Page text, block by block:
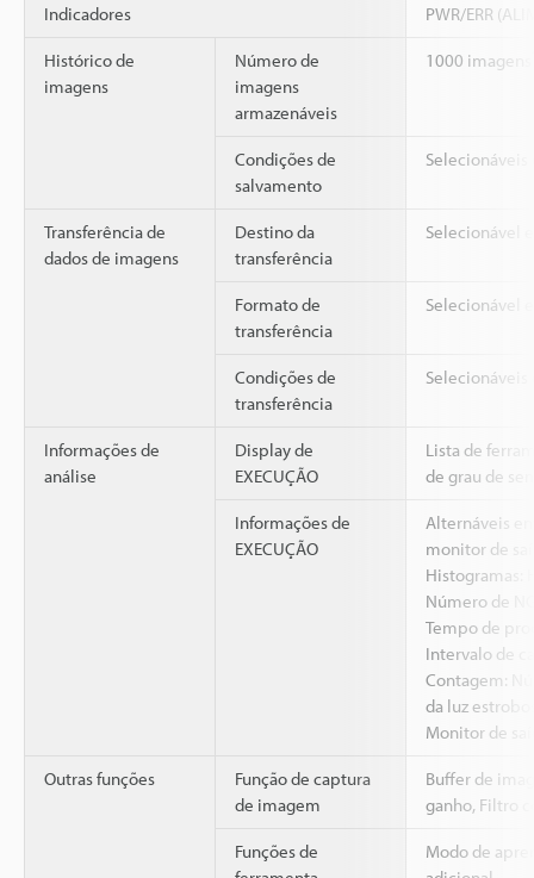
Indicadores PWR/ERR
Histórico de
imagens
Número de
imagens
armazenáveis
1000 imagens
Condições de
salvamento
Selecionáveis
Transferência de
dados de imagens
Destino da
transferência
Selecionável
Formato de
transferência
Selecionável
Condições de
transferência
Selecionáveis
Informações de
análise
Display de
EXECUÇÃO
Lista de
de grau de
Informações de
EXECUÇÃO
Alternáveis
monitor de
Histogramas:
Número de
Tempo de
Intervalo de
Contagem:
da luz
Monitor de
Outras funções
Função de captura
de imagem
Buffer de
ganho, Filtro
Funções de
Modo de